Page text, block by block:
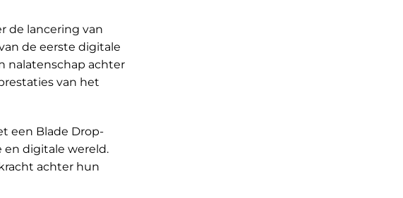
de lancering van
de eerste digitale
nalatenschap achter
van het
een Blade Drop-
en digitale wereld.
achter hun